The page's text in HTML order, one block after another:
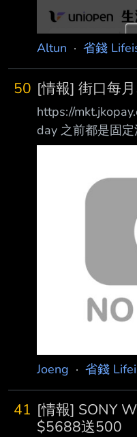
Altun · 省錢
50 [情報] 街口每
https://
day 之前都是固
日30%街口幣回
來以後優惠會越
Joeng · 省錢
41 [情報] SONY
$5688送500